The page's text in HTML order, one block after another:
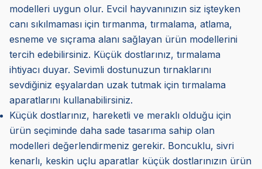
modelleri uygun olur. Evcil hayvanınızın siz işteyken
canı sıkılmaması için tırmanma, tırmalama, atlama,
esneme ve sıçrama alanı sağlayan ürün modellerini
tercih edebilirsiniz. Küçük dostlarınız, tırmalama
ihtiyacı duyar. Sevimli dostunuzun tırnaklarını
sevdiğiniz eşyalardan uzak tutmak için tırmalama
aparatlarını kullanabilirsiniz.
Küçük dostlarınız, hareketli ve meraklı olduğu için
ürün seçiminde daha sade tasarıma sahip olan
modelleri değerlendirmeniz gerekir. Boncuklu, sivri
kenarlı, keskin uçlu aparatlar küçük dostlarınızın ürün